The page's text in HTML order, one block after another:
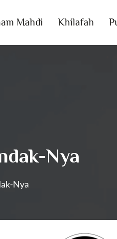
Mahdi Khilafah
Nya
Nya